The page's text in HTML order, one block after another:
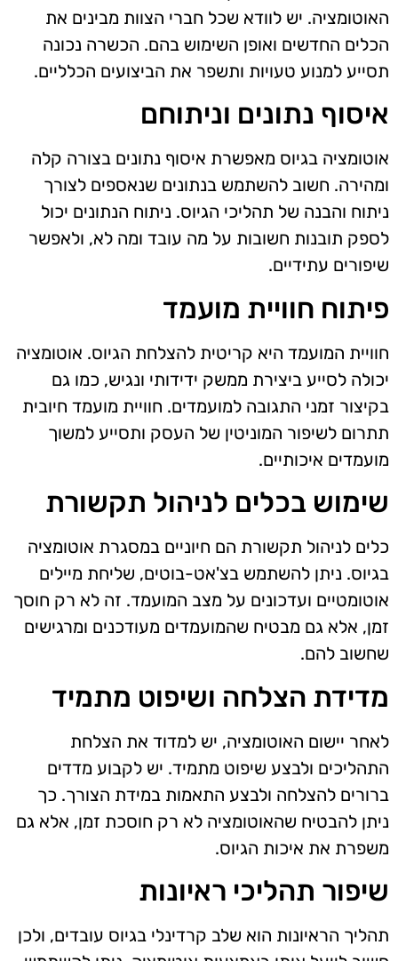
האוטומציה. יש לוודא שכל חברי הצוות מבינים את
הכלים החדשים ואופן השימוש בהם. הכשרה נכונה
תסייע למנוע טעויות ותשפר את הביצועים הכלליים.
איסוף נתונים וניתוחם
אוטומציה בגיוס מאפשרת איסוף נתונים בצורה קלה
ומהירה. חשוב להשתמש בנתונים שנאספים לצורך
ניתוח והבנה של תהליכי הגיוס. ניתוח הנתונים יכול
לספק תובנות חשובות על מה עובד ומה לא, ולאפשר
שיפורים עתידיים.
פיתוח חוויית מועמד
חוויית המועמד היא קריטית להצלחת הגיוס. אוטומציה
יכולה לסייע ביצירת ממשק ידידותי ונגיש, כמו גם
בקיצור זמני התגובה למועמדים. חוויית מועמד חיובית
תתרום לשיפור המוניטין של העסק ותסייע למשוך
מועמדים איכותיים.
שימוש בכלים לניהול תקשורת
כלים לניהול תקשורת הם חיוניים במסגרת אוטומציה
בגיוס. ניתן להשתמש בצ'אט-בוטים, שליחת מיילים
אוטומטיים ועדכונים על מצב המועמד. זה לא רק חוסך
זמן, אלא גם מבטיח שהמועמדים מעודכנים ומרגישים
שחשוב להם.
מדידת הצלחה ושיפוט מתמיד
לאחר יישום האוטומציה, יש למדוד את הצלחת
התהליכים ולבצע שיפוט מתמיד. יש לקבוע מדדים
ברורים להצלחה ולבצע התאמות במידת הצורך. כך
ניתן להבטיח שהאוטומציה לא רק חוסכת זמן, אלא גם
משפרת את איכות הגיוס.
שיפור תהליכי ראיונות
תהליך הראיונות הוא שלב קרדינלי בגיוס עובדים, ולכן